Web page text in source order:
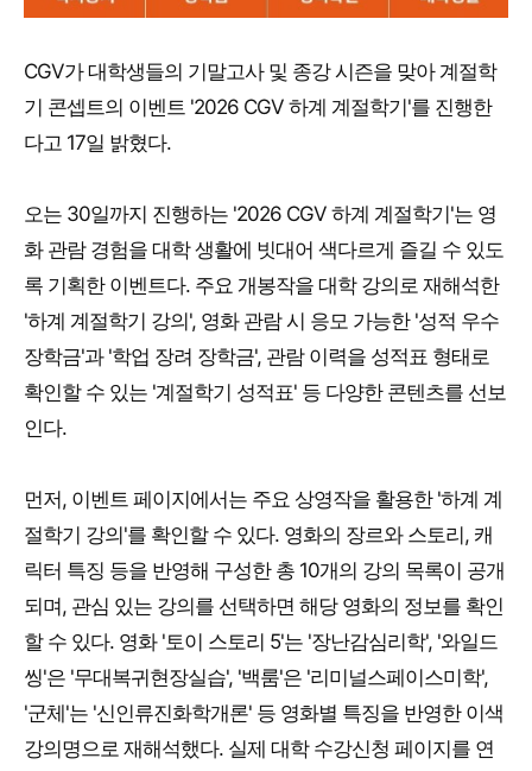
CGV가 대학생들의 기말고사 및 종강 시즌을 맞아 계절학
기 콘셉트의 이벤트 '2026 CGV 하계 계절학기'를 진행한
다고 17일 밝혔다.
오는 30일까지 진행하는 '2026 CGV 하계 계절학기'는 영
화 관람 경험을 대학 생활에 빗대어 색다르게 즐길 수 있도
록 기획한 이벤트다. 주요 개봉작을 대학 강의로 재해석한
'하계 계절학기 강의', 영화 관람 시 응모 가능한 '성적 우수
장학금'과 '학업 장려 장학금', 관람 이력을 성적표 형태로
확인할 수 있는 '계절학기 성적표' 등 다양한 콘텐츠를 선보
인다.
먼저, 이벤트 페이지에서는 주요 상영작을 활용한 '하계 계
절학기 강의'를 확인할 수 있다. 영화의 장르와 스토리, 캐
릭터 특징 등을 반영해 구성한 총 10개의 강의 목록이 공개
되며, 관심 있는 강의를 선택하면 해당 영화의 정보를 확인
할 수 있다. 영화 '토이 스토리 5'는 '장난감심리학', '와일드
씽'은 '무대복귀현장실습', '백룸'은 '리미널스페이스미학',
'군체'는 '신인류진화학개론' 등 영화별 특징을 반영한 이색
강의명으로 재해석했다. 실제 대학 수강신청 페이지를 연